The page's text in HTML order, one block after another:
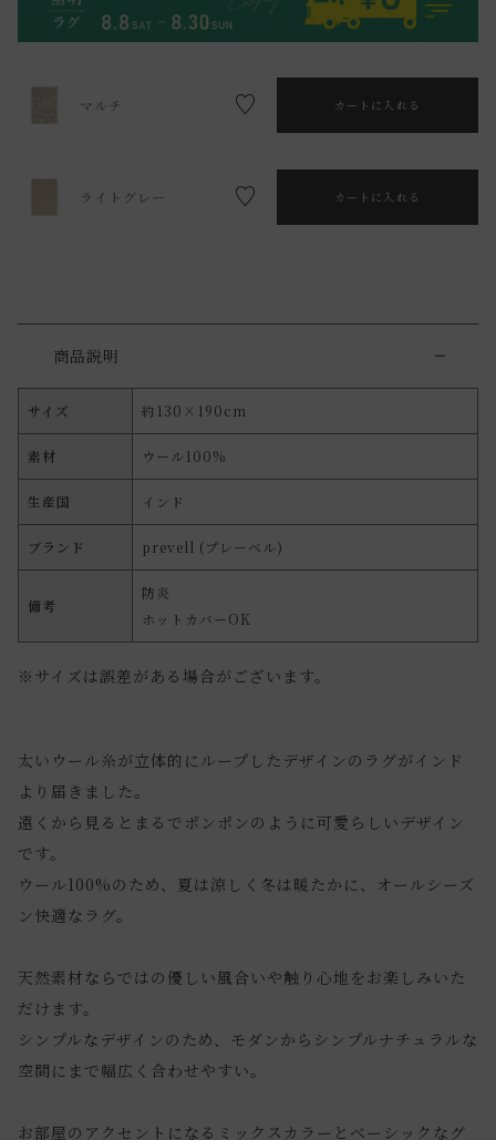
マルチ カートに入れる
ライトグレー カートに入れる
商品説明
サイズ 約130×190cm
素材 ウール100%
生産国 インド
ブランド prevell (プレーベル)
備考
防炎
ホットカバーOK
※サイズは誤差がある場合がございます。
太いウール糸が立体的にループしたデザインのラグがインド
より届きました。
遠くから見るとまるでポンポンのように可愛らしいデザイン
です。
ウール100%のため、夏は涼しく冬は暖たかに、オールシーズ
ン快適なラグ。
天然素材ならではの優しい風合いや触り心地をお楽しみいた
だけます。
シンプルなデザインのため、モダンからシンプルナチュラルな
空間にまで幅広く合わせやすい。
お部屋のアクセントになるミックスカラーとベーシックなグ